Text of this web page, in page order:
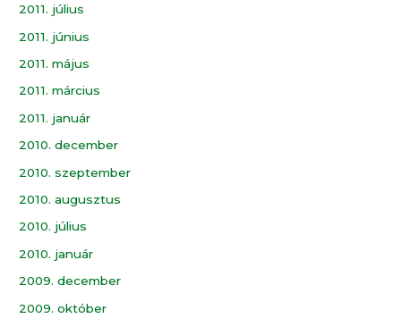
2011. július
2011. június
2011. május
2011. március
2011. január
2010. december
2010. szeptember
2010. augusztus
2010. július
2010. január
2009. december
2009. október